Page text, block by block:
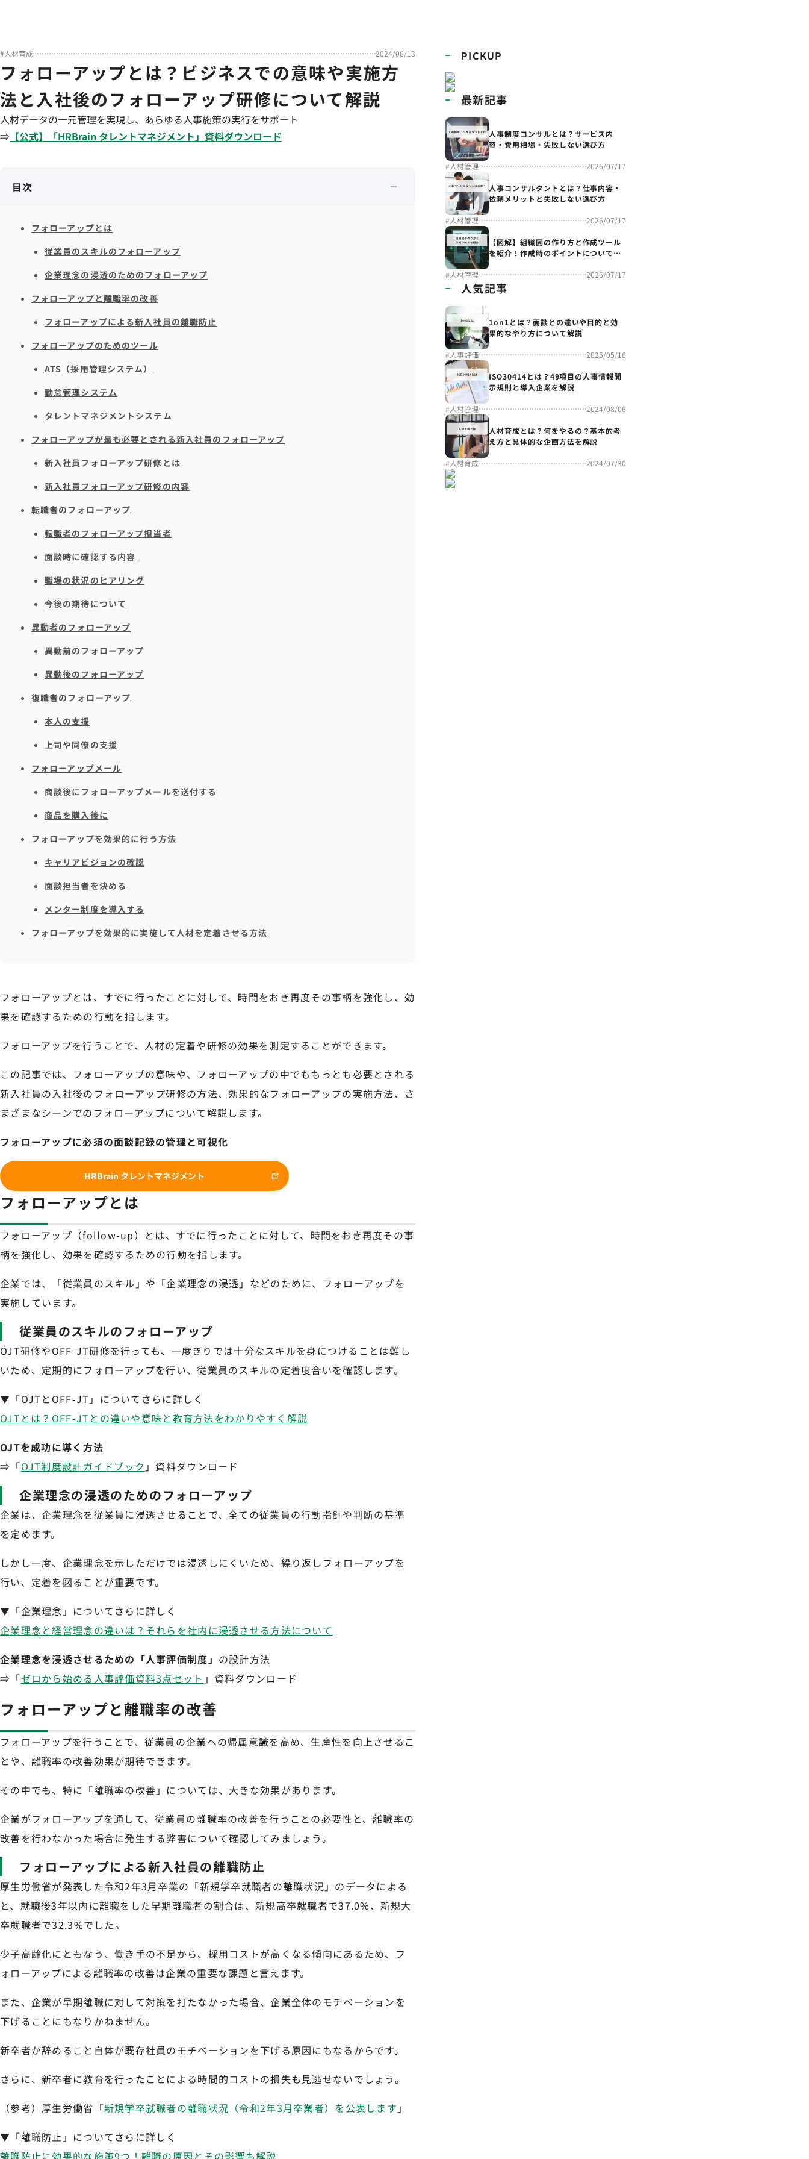
#人材育成 2024/08/13
フォローアップとは？ビジネスでの意味や実施方
法と入社後のフォローアップ研修について解説
人材データの一元管理を実現し、あらゆる人事施策の実行をサポート
⇒ 【公式】「HRBrain タレントマネジメント」資料ダウンロード
目次
フォローアップとは
従業員のスキルのフォローアップ
企業理念の浸透のためのフォローアップ
フォローアップと離職率の改善
フォローアップによる新入社員の離職防止
フォローアップのためのツール
ATS（採用管理システム）
勤怠管理システム
タレントマネジメントシステム
フォローアップが最も必要とされる新入社員のフォローアップ
新入社員フォローアップ研修とは
新入社員フォローアップ研修の内容
転職者のフォローアップ
転職者のフォローアップ担当者
面談時に確認する内容
職場の状況のヒアリング
今後の期待について
異動者のフォローアップ
異動前のフォローアップ
異動後のフォローアップ
復職者のフォローアップ
本人の支援
上司や同僚の支援
フォローアップメール
商談後にフォローアップメールを送付する
商品を購入後に
フォローアップを効果的に行う方法
キャリアビジョンの確認
面談担当者を決める
メンター制度を導入する
フォローアップを効果的に実施して人材を定着させる方法
フォローアップとは、すでに行ったことに対して、時間をおき再度その事柄を強化し、効
果を確認するための行動を指します。
フォローアップを行うことで、人材の定着や研修の効果を測定することができます。
この記事では、フォローアップの意味や、フォローアップの中でももっとも必要とされる
新入社員の入社後のフォローアップ研修の方法、効果的なフォローアップの実施方法、さ
まざまなシーンでのフォローアップについて解説します。
フォローアップに必須の面談記録の管理と可視化
HRBrain タレントマネジメント
フォローアップとは
フォローアップ（follow-up）とは、すでに行ったことに対して、時間をおき再度その事
柄を強化し、効果を確認するための行動を指します。
企業では、「従業員のスキル」や「企業理念の浸透」などのために、フォローアップを
実施しています。
従業員のスキルのフォローアップ
OJT研修やOFF-JT研修を行っても、一度きりでは十分なスキルを身につけることは難し
いため、定期的にフォローアップを行い、従業員のスキルの定着度合いを確認します。
▼「OJTとOFF-JT」についてさらに詳しく
OJTとは？OFF-JTとの違いや意味と教育方法をわかりやすく解説
OJTを成功に導く方法
⇒「OJT制度設計ガイドブック 」資料ダウンロード
企業理念の浸透のためのフォローアップ
企業は、企業理念を従業員に浸透させることで、全ての従業員の行動指針や判断の基準
を定めます。
しかし一度、企業理念を示しただけでは浸透しにくいため、繰り返しフォローアップを
行い、定着を図ることが重要です。
▼「企業理念」についてさらに詳しく
企業理念と経営理念の違いは？それらを社内に浸透させる方法について
企業理念を浸透させるための「人事評価制度」 の設計方法
⇒「ゼロから始める人事評価資料3点セット 」資料ダウンロード
フォローアップと離職率の改善
フォローアップを行うことで、従業員の企業への帰属意識を高め、生産性を向上させるこ
とや、離職率の改善効果が期待できます。
その中でも、特に「離職率の改善」については、大きな効果があります。
企業がフォローアップを通して、従業員の離職率の改善を行うことの必要性と、離職率の
改善を行わなかった場合に発生する弊害について確認してみましょう。
フォローアップによる新入社員の離職防止
厚生労働省が発表した令和2年3月卒業の「新規学卒就職者の離職状況」のデータによる
と、就職後3年以内に離職をした早期離職者の割合は、新規高卒就職者で37.0%、新規大
卒就職者で32.3%でした。
少子高齢化にともなう、働き手の不足から、採用コストが高くなる傾向にあるため、フ
ォローアップによる離職率の改善は企業の重要な課題と言えます。
また、企業が早期離職に対して対策を打たなかった場合、企業全体のモチベーションを
下げることにもなりかねません。
新卒者が辞めること自体が既存社員のモチベーションを下げる原因にもなるからです。
さらに、新卒者に教育を行ったことによる時間的コストの損失も見逃せないでしょう。
（参考）厚生労働省「新規学卒就職者の離職状況（令和2年3月卒業者）を公表します 」
▼「離職防止」についてさらに詳しく
離職防止に効果的な施策9つ！離職の原因とその影響も解説
PICKUP
最新記事
人事制度コンサルとは？サービス内
容・費用相場・失敗しない選び方
#人材管理 2026/07/17
人事コンサルタントとは？仕事内容・
依頼メリットと失敗しない選び方
#人材管理 2026/07/17
【図解】組織図の作り方と作成ツール
を紹介！作成時のポイントについても
#人材管理 2026/07/17
人気記事
1on1とは？面談との違いや目的と効
果的なやり方について解説
#人事評価 2025/05/16
ISO30414とは？49項目の人事情報開
示規則と導入企業を解説
#人材管理 2024/08/06
人材育成とは？何をやるの？基本的考
え方と具体的な企画方法を解説
#人材育成 2024/07/30